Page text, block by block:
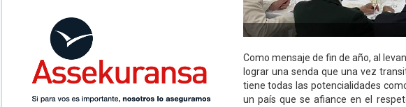
Como mensaje de fin de año, al
lograr una senda que una vez
tiene todas las potencialidades
un país que se afiance en el